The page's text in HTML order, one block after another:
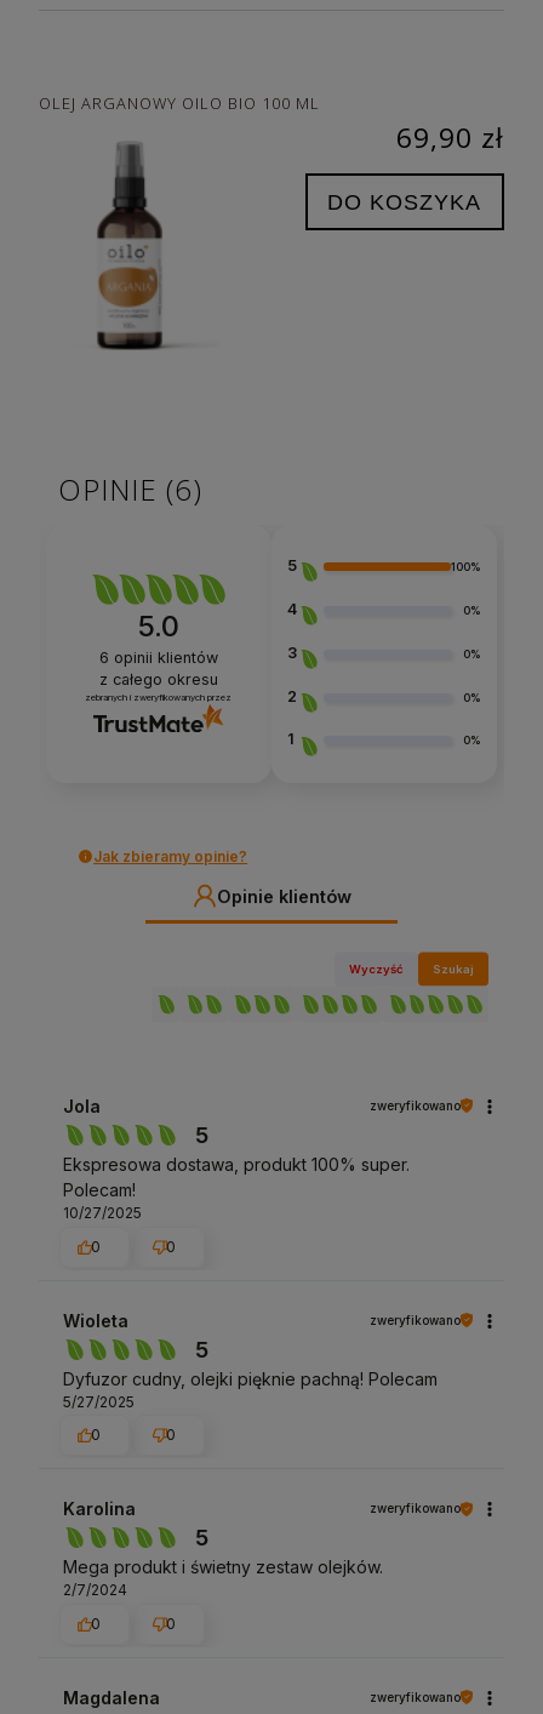
OLEJ ARGANOWY OILO BIO 100 ML
69,90 zł
DO KOSZYKA
OPINIE (6)
5.0
6 opinii klientów
z całego okresu
zebranych i zweryfikowanych przez
5 100%
4 0%
3 0%
2 0%
1 0%
Jak zbieramy opinie?
Opinie klientów
Wyczyść Szukaj
Jola zweryfikowano
5
Ekspresowa dostawa, produkt 100% super.
Polecam!
10/27/2025
0
0
Wioleta zweryfikowano
5
Dyfuzor cudny, olejki pięknie pachną! Polecam
5/27/2025
0
0
Karolina zweryfikowano
5
Mega produkt i świetny zestaw olejków.
2/7/2024
0
0
Magdalena zweryfikowano